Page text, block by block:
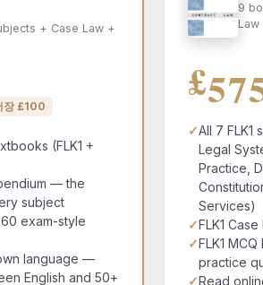
+ Case Law +
장£100
(FLK1 +
— the
subject
exam-style
language —
English and 50+
9
Law
✓All 7 FLK1
Legal
Practice,
Services)
✓FLK1
✓FLK1
practice
✓Read